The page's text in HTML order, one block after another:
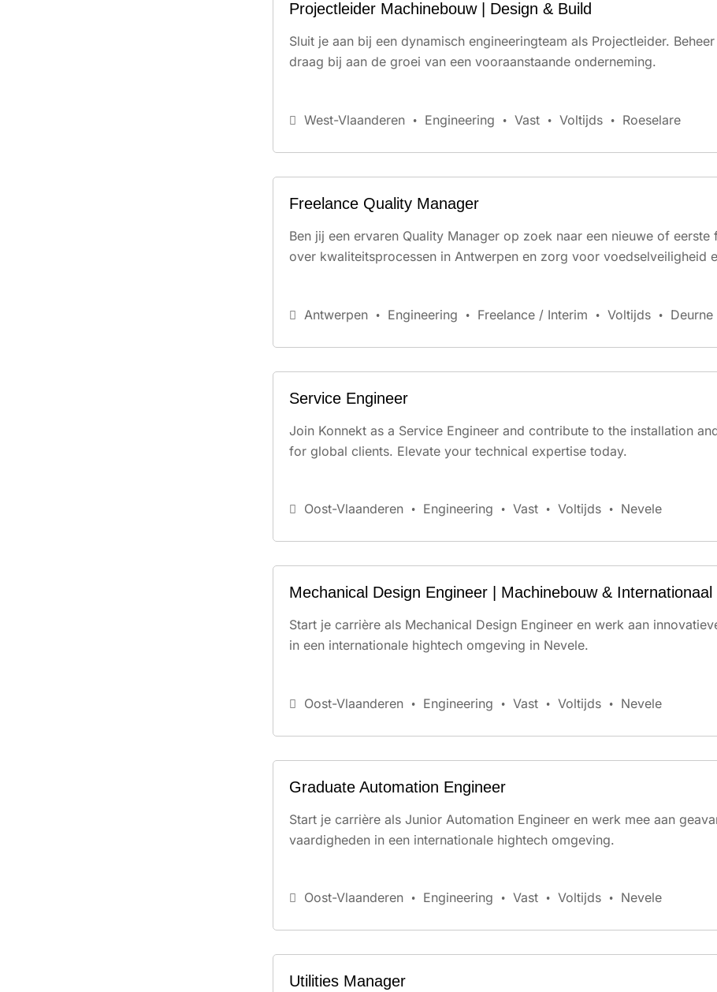
Projectleider Machinebouw | Design & Build
Sluit je aan bij een dynamisch engineeringteam als Projectleider.
draag bij aan de groei van een vooraanstaande onderneming.
West-Vlaanderen Engineering Vast Voltijds Roeselare
Freelance Quality Manager
Ben jij een ervaren Quality Manager op zoek naar een nieuwe of
over kwaliteitsprocessen in Antwerpen en zorg voor voedselveiligheid
Antwerpen Engineering Freelance / Interim Voltijds Deurne
Service Engineer
Join Konnekt as a Service Engineer and contribute to the installation
for global clients. Elevate your technical expertise today.
Oost-Vlaanderen Engineering Vast Voltijds Nevele
Mechanical Design Engineer | Machinebouw &
Start je carrière als Mechanical Design Engineer en werk aan
in een internationale hightech omgeving in Nevele.
Oost-Vlaanderen Engineering Vast Voltijds Nevele
Graduate Automation Engineer
Start je carrière als Junior Automation Engineer en werk mee aan
vaardigheden in een internationale hightech omgeving.
Oost-Vlaanderen Engineering Vast Voltijds Nevele
Utilities Manager